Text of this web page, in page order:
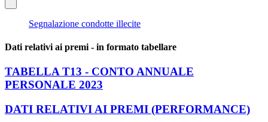
Segnalazione condotte illecite
Dati relativi ai premi - in formato tabellare
TABELLA T13 - CONTO ANNUALE
PERSONALE 2023
DATI RELATIVI AI PREMI (PERFORMANCE)